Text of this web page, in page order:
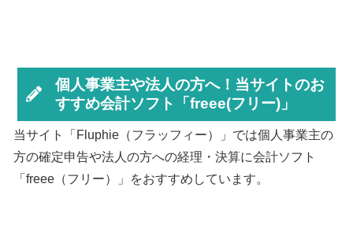
個人事業主や法人の方へ！当サイトのお
すすめ会計ソフト「freee(フリー)」
当サイト「Fluphie（フラッフィー）」では個人事業主の
方の確定申告や法人の方への経理・決算に会計ソフト
「freee（フリー）」をおすすめしています。